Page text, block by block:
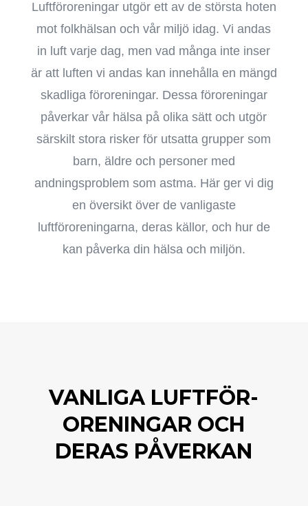
Luftföroreningar utgör ett av de största hoten
mot folkhälsan och vår miljö idag. Vi andas
in luft varje dag, men vad många inte inser
är att luften vi andas kan innehålla en mängd
skadliga föroreningar. Dessa föroreningar
påverkar vår hälsa på olika sätt och utgör
särskilt stora risker för utsatta grupper som
barn, äldre och personer med
andningsproblem som astma. Här ger vi dig
en översikt över de vanligaste
luftföroreningarna, deras källor, och hur de
kan påverka din hälsa och miljön.
VANLIGA LUFTFÖR-
ORENINGAR OCH
DERAS PÅVERKAN